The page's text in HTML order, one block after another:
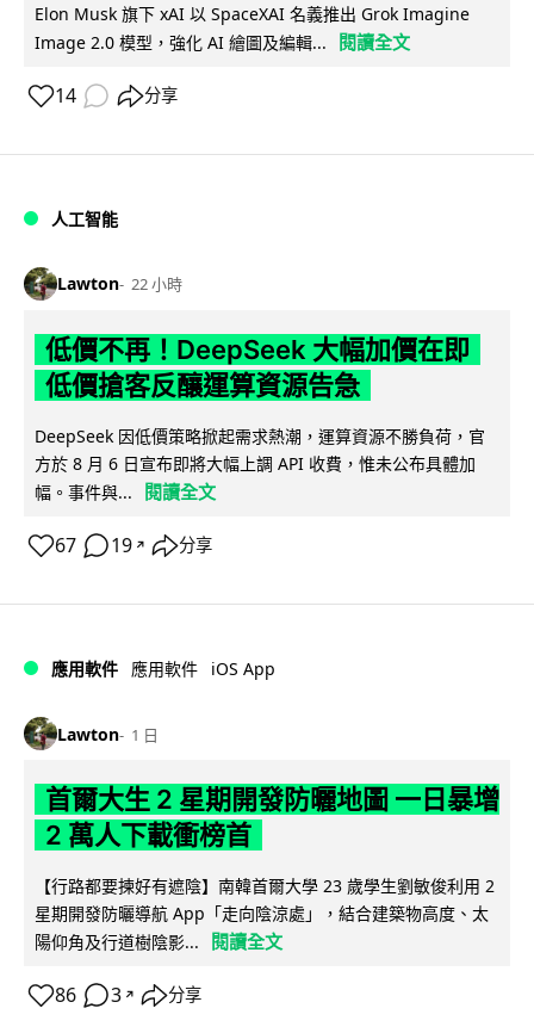
Elon Musk 旗下 xAI 以 SpaceXAI 名義推出 Grok Imagine
Image 2.0 模型，強化 AI 繪圖及編輯...
閱讀全文
14 分享
人工智能
Lawton 22 小時
低價不再！DeepSeek 大幅加價在即
低價搶客反釀運算資源告急
DeepSeek 因低價策略掀起需求熱潮，運算資源不勝負荷，官
方於 8 月 6 日宣布即將大幅上調 API 收費，惟未公布具體加
幅。事件與...
閱讀全文
67 19 ↗ 分享
應用軟件 應用軟件 iOS App
Lawton 1 日
首爾大生 2 星期開發防曬地圖 一日暴增
2 萬人下載衝榜首
【行路都要揀好有遮陰】南韓首爾大學 23 歲學生劉敏俊利用 2
星期開發防曬導航 App「走向陰涼處」，結合建築物高度、太
陽仰角及行道樹陰影...
閱讀全文
86 3 ↗ 分享